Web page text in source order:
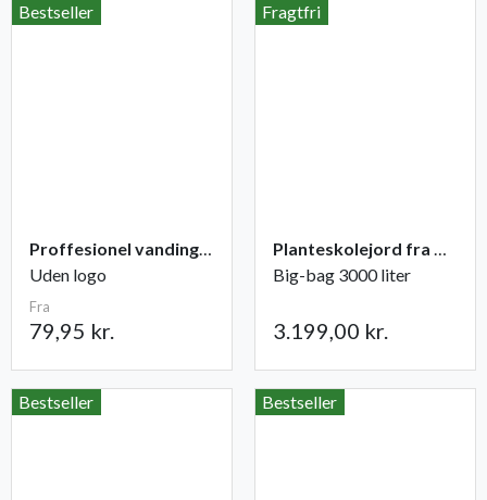
Bestseller
Proffesionel vandingspose 100 liter
Uden logo
Fra
79,95 kr.
Fragtfri
Planteskolejord fra Champost
Big-bag 3000 liter
3.199,00 kr.
Bestseller Bestseller